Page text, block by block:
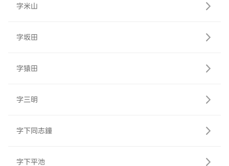
字米山
字坂田
字猿田
字三明
字下同志鐘
字下平池